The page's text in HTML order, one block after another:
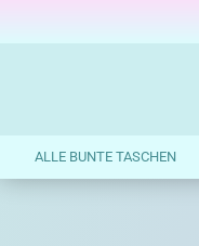
ALLE BUNTE TASCHEN